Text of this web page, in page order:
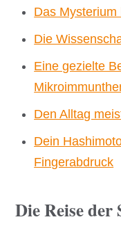
Das
Die
Eine gezielte
Den Alltag
Dein
Fingerabdruck
Die Reise der